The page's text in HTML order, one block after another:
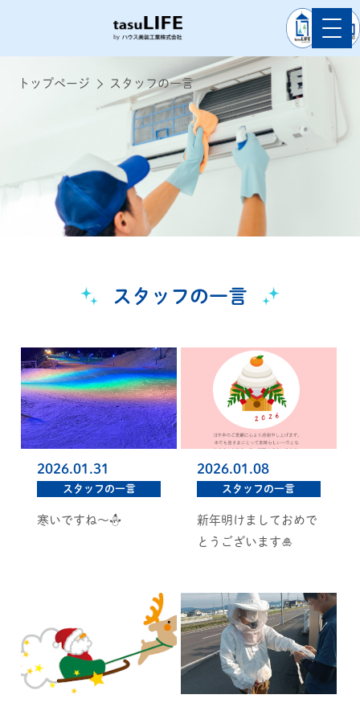
トップページ スタッフの一言
スタッフの一言
2026.01.31
スタッフの一言
寒いですね～☃
2026.01.08
スタッフの一言
新年明けましておめで
とうございます🎍